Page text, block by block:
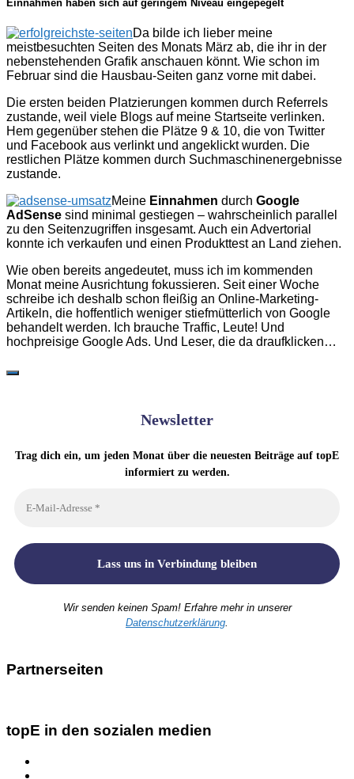
Einnahmen haben sich auf geringem Niveau eingepegelt
Da bilde ich lieber meine
meistbesuchten Seiten des Monats März ab, die ihr in der
nebenstehenden Grafik anschauen könnt. Wie schon im
Februar sind die Hausbau-Seiten ganz vorne mit dabei.
Die ersten beiden Platzierungen kommen durch Referrels
zustande, weil viele Blogs auf meine Startseite verlinken.
Hem gegenüber stehen die Plätze 9 & 10, die von Twitter
und Facebook aus verlinkt und angeklickt wurden. Die
restlichen Plätze kommen durch Suchmaschinenergebnisse
zustande.
Meine Einnahmen durch Google
AdSense sind minimal gestiegen – wahrscheinlich parallel
zu den Seitenzugriffen insgesamt. Auch ein Advertorial
konnte ich verkaufen und einen Produkttest an Land ziehen.
Wie oben bereits angedeutet, muss ich im kommenden
Monat meine Ausrichtung fokussieren. Seit einer Woche
schreibe ich deshalb schon fleißig an Online-Marketing-
Artikeln, die hoffentlich weniger stiefmütterlich von Google
behandelt werden. Ich brauche Traffic, Leute! Und
hochpreisige Google Ads. Und Leser, die da draufklicken…
Newsletter
Trag dich ein, um jeden Monat über die neuesten Beiträge auf topE
informiert zu werden.
Wir senden keinen Spam! Erfahre mehr in unserer
Datenschutzerklärung.
Partnerseiten
topE in den sozialen medien